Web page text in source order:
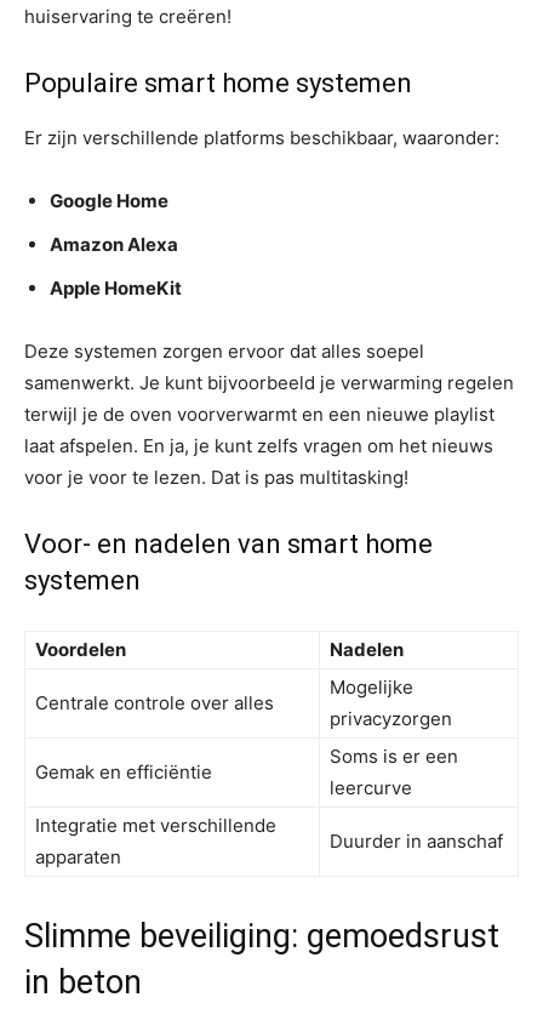
huiservaring te creëren!
Populaire smart home systemen
Er zijn verschillende platforms beschikbaar, waaronder:
Google Home
Amazon Alexa
Apple HomeKit
Deze systemen zorgen ervoor dat alles soepel
samenwerkt. Je kunt bijvoorbeeld je verwarming regelen
terwijl je de oven voorverwarmt en een nieuwe playlist
laat afspelen. En ja, je kunt zelfs vragen om het nieuws
voor je voor te lezen. Dat is pas multitasking!
Voor- en nadelen van smart home
systemen
Voordelen Nadelen
Centrale controle over alles
Mogelijke
privacyzorgen
Gemak en efficiëntie
Soms is er een
leercurve
Integratie met verschillende
apparaten
Duurder in aanschaf
Slimme beveiliging: gemoedsrust
in beton